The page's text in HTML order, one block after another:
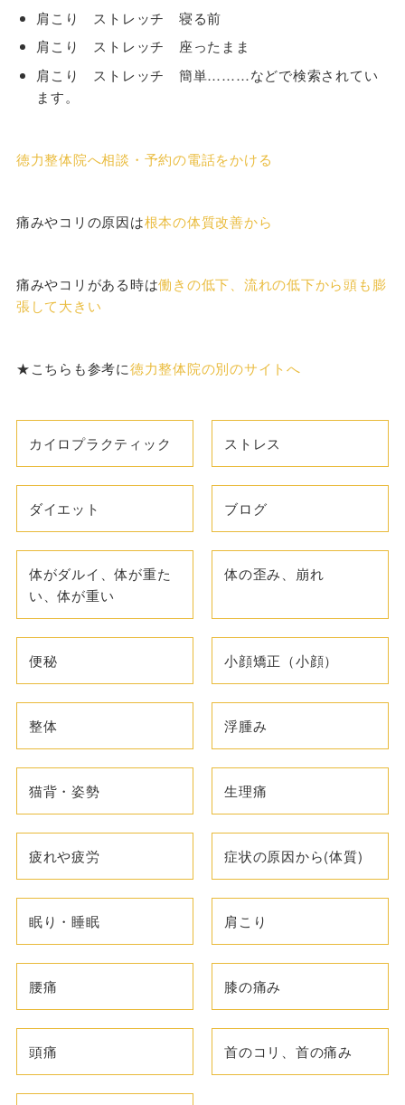
肩こり ストレッチ 寝る前
肩こり ストレッチ 座ったまま
肩こり ストレッチ 簡単………などで検索されてい
ます。
徳力整体院へ相談・予約の電話をかける
痛みやコリの原因は根本の体質改善から
痛みやコリがある時は働きの低下、流れの低下から頭も膨
張して大きい
★こちらも参考に徳力整体院の別のサイトへ
カイロプラクティック ストレス
ダイエット ブログ
体がダルイ、体が重た
い、体が重い
体の歪み、崩れ
便秘 小顔矯正（小顔）
整体 浮腫み
猫背・姿勢 生理痛
疲れや疲労 症状の原因から(体質)
眠り・睡眠 肩こり
腰痛 膝の痛み
頭痛 首のコリ、首の痛み